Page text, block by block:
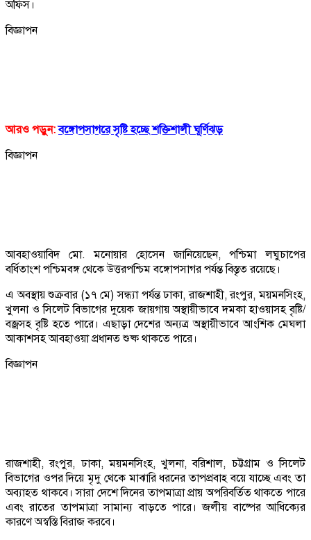
অফিস।
বিজ্ঞাপন
আরও পড়ুন: বঙ্গোপসাগরে সৃষ্টি হচ্ছে শক্তিশালী ঘূর্ণিঝড়
বিজ্ঞাপন
আবহাওয়াবিদ মো. মনোয়ার হোসেন জানিয়েছেন, পশ্চিমা লঘুচাপের
বর্ধিতাংশ পশ্চিমবঙ্গ থেকে উত্তরপশ্চিম বঙ্গোপসাগর পর্যন্ত বিস্তৃত রয়েছে।
এ অবস্থায় শুক্রবার (১৭ মে) সন্ধ্যা পর্যন্ত ঢাকা, রাজশাহী, রংপুর, ময়মনসিংহ,
খুলনা ও সিলেট বিভাগের দুয়েক জায়গায় অস্থায়ীভাবে দমকা হাওয়াসহ বৃষ্টি/
বজ্রসহ বৃষ্টি হতে পারে। এছাড়া দেশের অন্যত্র অস্থায়ীভাবে আংশিক মেঘলা
আকাশসহ আবহাওয়া প্রধানত শুষ্ক থাকতে পারে।
বিজ্ঞাপন
রাজশাহী, রংপুর, ঢাকা, ময়মনসিংহ, খুলনা, বরিশাল, চট্টগ্রাম ও সিলেট
বিভাগের ওপর দিয়ে মৃদু থেকে মাঝারি ধরনের তাপপ্রবাহ বয়ে যাচ্ছে এবং তা
অব্যাহত থাকবে। সারা দেশে দিনের তাপমাত্রা প্রায় অপরিবর্তিত থাকতে পারে
এবং রাতের তাপমাত্রা সামান্য বাড়তে পারে। জলীয় বাষ্পের আধিক্যের
কারণে অস্বস্তি বিরাজ করবে।